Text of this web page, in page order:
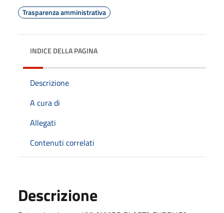
Trasparenza amministrativa
INDICE DELLA PAGINA
Descrizione
A cura di
Allegati
Contenuti correlati
Descrizione